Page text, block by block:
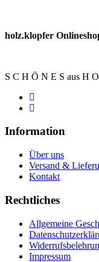
holz.klopfer
S C H Ö N E S aus H
Information
Über uns
Versand &
Kontakt
Rechtliches
Allgemeine
Impressum